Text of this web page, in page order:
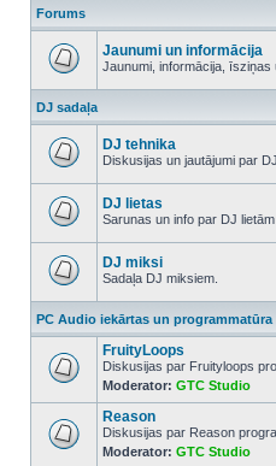
Forums
unread
posts
Jaunumi un informācija
Jaunumi, informācija, īsziņas
DJ sadaļa
unread
posts
DJ tehnika
Diskusijas un jautājumi par
unread
posts
DJ lietas
Sarunas un info par DJ lietām
unread
posts
DJ miksi
Sadaļa DJ miksiem.
PC Audio iekārtas un programmatūra
No
unread
posts
FruityLoops
Diskusijas par Fruityloops
Moderator: GTC Studio
No
Reason
Diskusijas par Reason
Moderator: GTC Studio